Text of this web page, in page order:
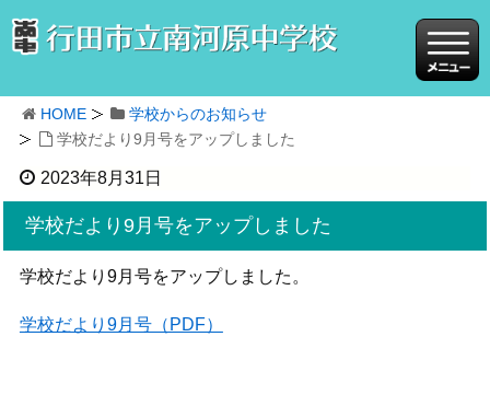
HOME
学校からのお知らせ
学校だより9月号をアップしました
2023年8月31日
学校だより9月号をアップしました
学校だより9月号をアップしました。
学校だより9月号（PDF）